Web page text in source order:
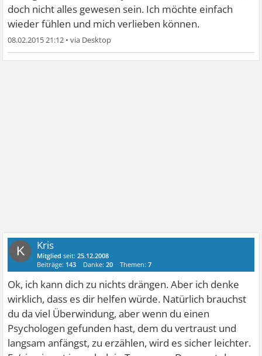
doch nicht alles gewesen sein. Ich möchte einfach
wieder fühlen und mich verlieben können.
08.02.2015 21:12 •
K Kris
Mitglied seit:25.12.2008
Beiträge: 143 Danke:20 Themen:7
Ok, ich kann dich zu nichts drängen. Aber ich denke
wirklich, dass es dir helfen würde. Natürlich brauchst
du da viel Überwindung, aber wenn du einen
Psychologen gefunden hast, dem du vertraust und
langsam anfängst, zu erzählen, wird es sicher leichter.